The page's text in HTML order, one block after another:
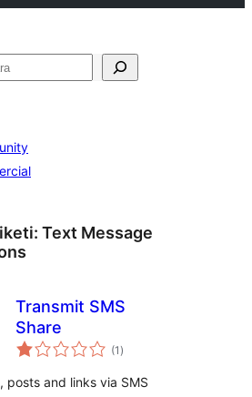
Text Message
Transmit SMS
Share
(1 toplam
puan
)
posts and links via SMS